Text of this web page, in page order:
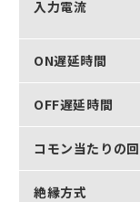
入力電流
ON遅延時間
OFF遅延時間
コモン当たりの
絶縁方式